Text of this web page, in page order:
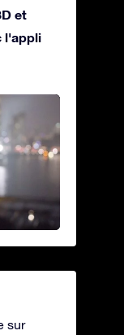
et
l'appli
sur